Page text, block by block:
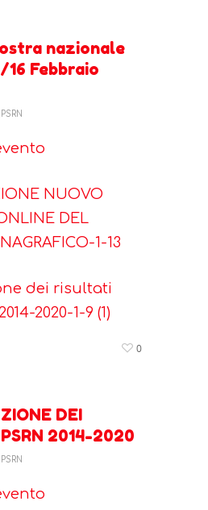
nazionale
16 Febbraio
PSRN
NUOVO
DEL
1-13
dei risultati
2020-1-9 (1)
0
DEI
2014-2020
PSRN
Il coniglio italiano
Libro genealogico
Valutazioni
Normative
Indici Genetici
Finalità
Mostre
informazioni e
di iscrizione R.A.
Eccellenza
Richiedi Info
Coniglio Italiano
Caratteristiche
Nutrizionali
Curiosità
Conoscere il
Promozionali
Norme e Decreti
News
PSRN
Contatti
Login R.A. ANCI